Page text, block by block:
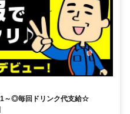
1～◎毎回ドリンク代支給☆